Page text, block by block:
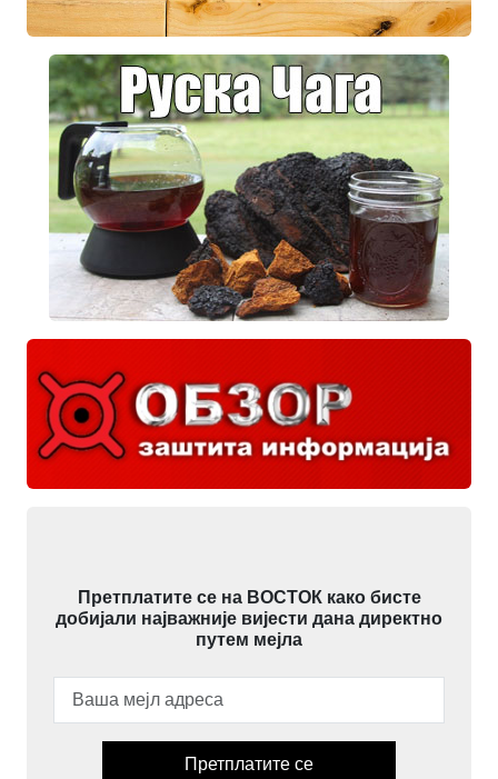
Претплатите се на ВОСТОК како бисте
добијали најважније вијести дана директно
путем мејла
Претплатите се